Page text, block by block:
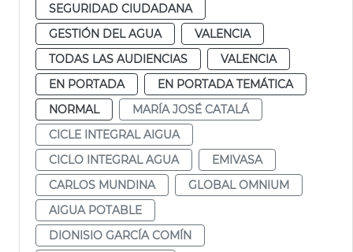
SEGURIDAD CIUDADANA
GESTIÓN DEL AGUA
VALENCIA
TODAS LAS AUDIENCIAS
VALENCIA
EN PORTADA
EN PORTADA TEMÁTICA
NORMAL
MARÍA JOSÉ CATALÁ
CICLE INTEGRAL AIGUA
CICLO INTEGRAL AGUA
EMIVASA
CARLOS MUNDINA
GLOBAL OMNIUM
AIGUA POTABLE
DIONISIO GARCÍA COMÍN